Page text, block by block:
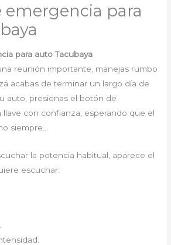
emergencia para
para auto Tacubaya
reunión importante, manejas rumbo
acabas de terminar un largo día de
auto, presionas el botón de
llave con confianza, esperando que el
siempre…
la potencia habitual, aparece el
escuchar: